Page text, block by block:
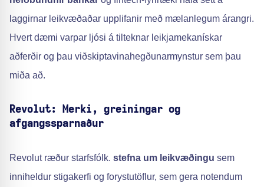
laggirnar leikvæðaðar upplifanir með mælanlegum árangri.
Hvert dæmi varpar ljósi á tilteknar leikjamekanískar
aðferðir og þau viðskiptavinahegðunarmynstur sem þau
miða að.
Revolut: Merki, greiningar og
afgangssparnaður
Revolut ræður starfsfólk. stefna um leikvæðingu sem
inniheldur stigakerfi og forystutöflur, sem gera notendum